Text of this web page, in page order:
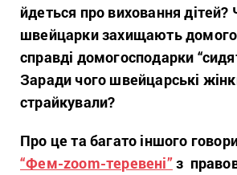
йдеться про виховання
швейцарки захищають
справді домогосподарки
Заради чого швейцарські
страйкували?
Про це та багато іншого
“Фем-zoom-теревені”з